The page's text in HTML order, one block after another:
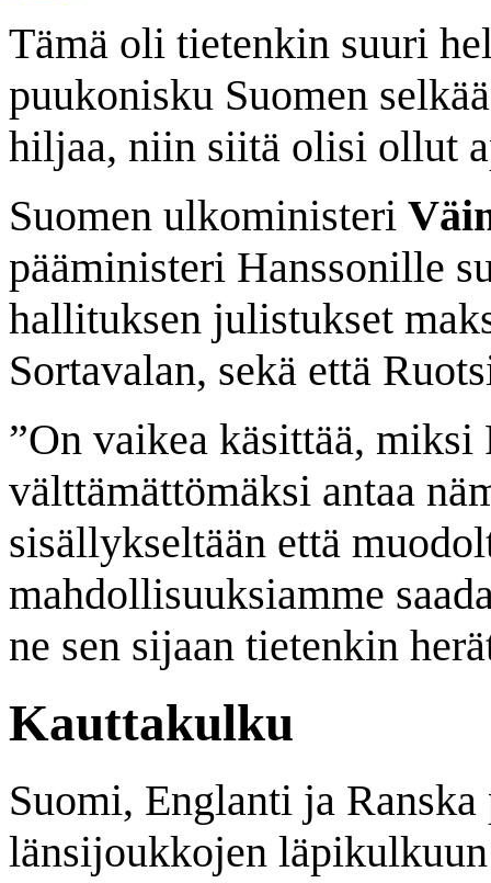
Tämä oli tietenkin suuri
puukonisku Suomen
hiljaa, niin siitä olisi ollut
Suomen ulkoministeri
pääministeri Hanssonille
hallituksen julistukset
Sortavalan, sekä että
”On vaikea käsittää,
välttämättömäksi antaa
sisällykseltään että
mahdollisuuksiamme
ne sen sijaan tietenkin
Kauttakulku
Suomi, Englanti ja
länsijoukkojen läpikulkuun